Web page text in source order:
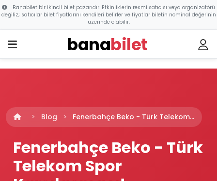
Banabilet bir ikincil bilet pazarıdır. Etkinliklerin resmi satıcısı veya organizatörü
değiliz; satıcılar bilet fiyatlarını kendileri belirler ve fiyatlar biletin nominal değerinin
üzerinde olabilir.
banabilet
Blog Fenerbahçe Beko - Türk Telekom...
Fenerbahçe Beko - Türk
Telekom Spor